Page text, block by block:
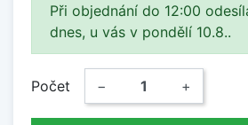
Při objednání do 12:00
dnes, u vás v pondělí 10.8..
Počet − +